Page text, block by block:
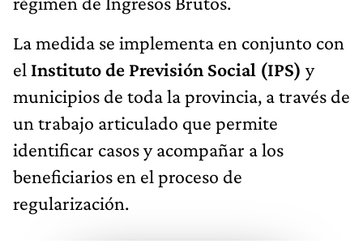
La medida se implementa en conjunto con
el Instituto de Previsión Social (IPS) y
municipios de toda la provincia, a través de
un trabajo articulado que permite
identificar casos y acompañar a los
beneficiarios en el proceso de
regularización.